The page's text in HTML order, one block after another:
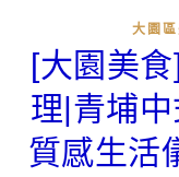
大園
[大園美
理|青埔
質感生活